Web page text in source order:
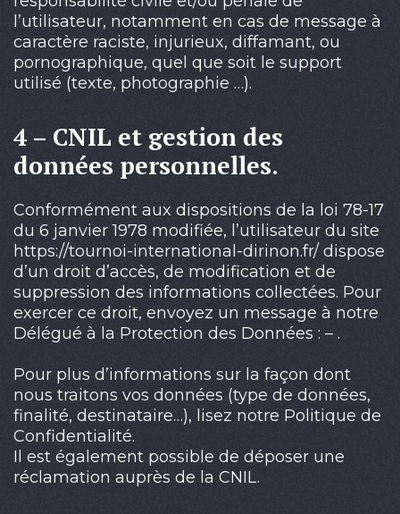
l’utilisateur, notamment en cas de message à
caractère raciste, injurieux, diffamant, ou
pornographique, quel que soit le support
utilisé (texte, photographie …).
4 – CNIL et gestion des
données personnelles.
Conformément aux dispositions de la loi 78-17
du 6 janvier 1978 modifiée, l’utilisateur du site
https://tournoi-international-dirinon.fr/ dispose
d’un droit d’accès, de modification et de
suppression des informations collectées. Pour
exercer ce droit, envoyez un message à notre
Délégué à la Protection des Données : – .
Pour plus d’informations sur la façon dont
nous traitons vos données (type de données,
finalité, destinataire…), lisez notre Politique de
Confidentialité.
Il est également possible de déposer une
réclamation auprès de la CNIL.